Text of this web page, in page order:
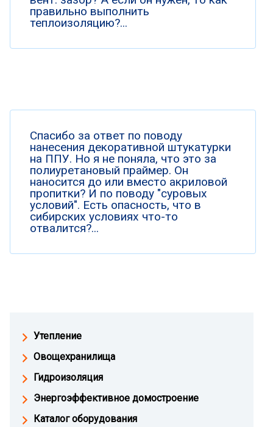
правильно выполнить
теплоизоляцию?...
Спасибо за ответ по поводу
нанесения декоративной штукатурки
на ППУ. Но я не поняла, что это за
полиуретановый праймер. Он
наносится до или вместо акриловой
пропитки? И по поводу "суровых
условий". Есть опасность, что в
сибирских условиях что-то
отвалится?...
Утепление
Овощехранилища
Гидроизоляция
Энергоэффективное домостроение
Каталог оборудования